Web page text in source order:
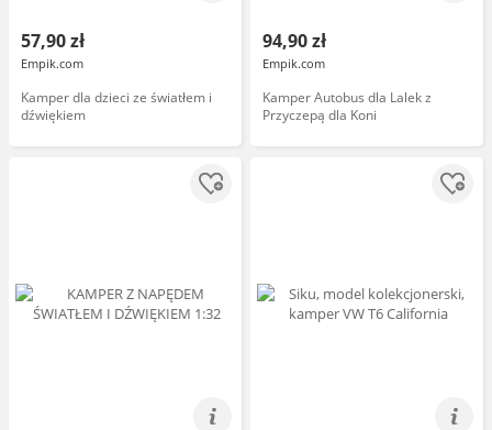
57,90 zł
Empik.com
Kamper dla dzieci ze światłem i
dźwiękiem
94,90 zł
Empik.com
Kamper Autobus dla Lalek z
Przyczepą dla Koni